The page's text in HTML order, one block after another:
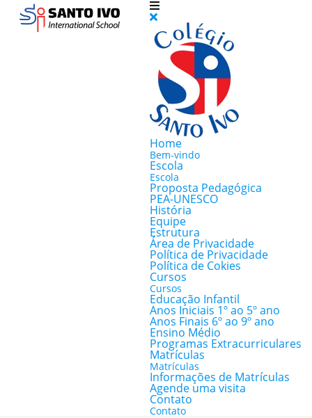
Home
Bem-vindo
Escola
Escola
Proposta Pedagógica
PEA-UNESCO
História
Equipe
Estrutura
Área de Privacidade
Política de Privacidade
Política de Cokies
Cursos
Cursos
Educação Infantil
Anos Iniciais 1º ao 5º ano
Anos Finais 6º ao 9º ano
Ensino Médio
Programas Extracurriculares
Matrículas
Matrículas
Informações de Matrículas
Agende uma visita
Contato
Contato